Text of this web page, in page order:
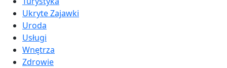
Ukryte Zajawki
Uroda
Usługi
Wnętrza
Zdrowie